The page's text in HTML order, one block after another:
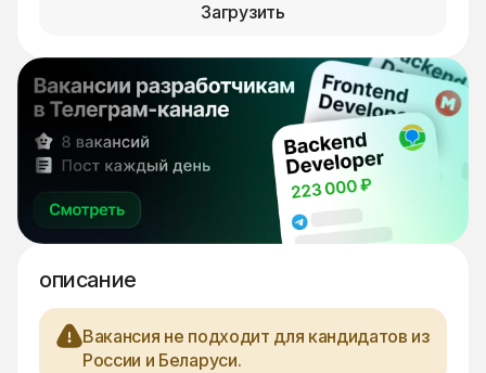
Загрузить
описание
Вакансия не подходит для кандидатов из
России и Беларуси.